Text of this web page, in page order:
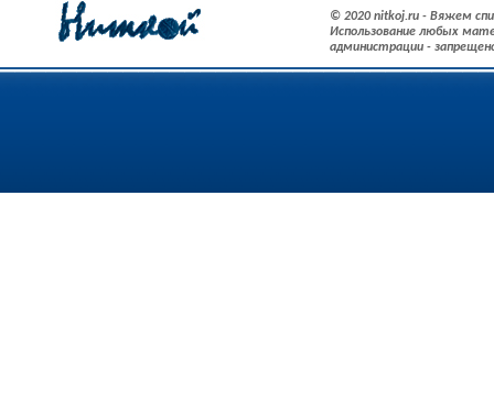
© 2020 nitkoj.ru - Вяжем
Использование любых
администрации -